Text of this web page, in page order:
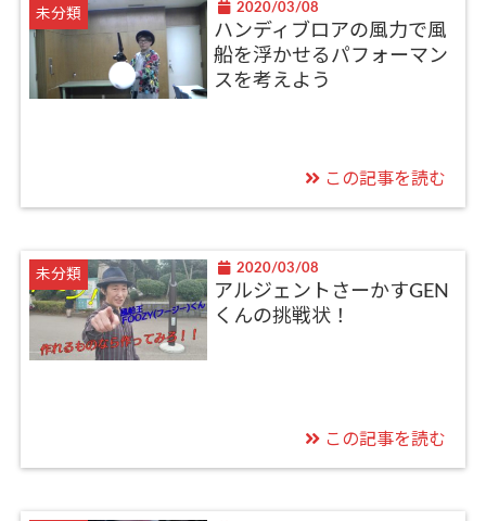
未分類 2020/03/08
ハンディブロアの風力で風
船を浮かせるパフォーマン
スを考えよう
この記事を読む
未分類 2020/03/08
アルジェントさーかすGEN
くんの挑戦状！
この記事を読む